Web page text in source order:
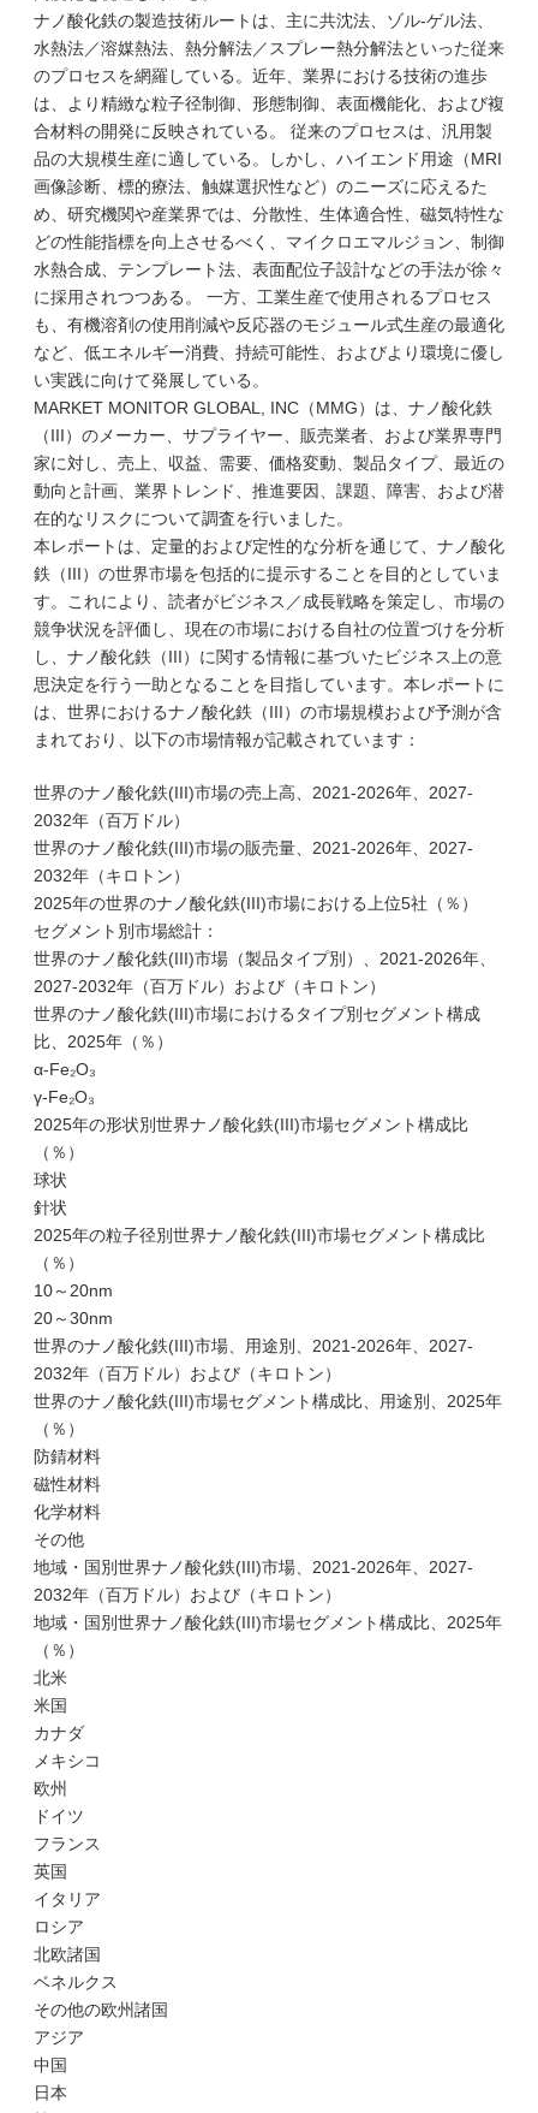
ナノ酸化鉄の製造技術ルートは、主に共沈法、ゾル-ゲル法、
水熱法／溶媒熱法、熱分解法／スプレー熱分解法といった従来
のプロセスを網羅している。近年、業界における技術の進歩
は、より精緻な粒子径制御、形態制御、表面機能化、および複
合材料の開発に反映されている。 従来のプロセスは、汎用製
品の大規模生産に適している。しかし、ハイエンド用途（MRI
画像診断、標的療法、触媒選択性など）のニーズに応えるた
め、研究機関や産業界では、分散性、生体適合性、磁気特性な
どの性能指標を向上させるべく、マイクロエマルジョン、制御
水熱合成、テンプレート法、表面配位子設計などの手法が徐々
に採用されつつある。 一方、工業生産で使用されるプロセス
も、有機溶剤の使用削減や反応器のモジュール式生産の最適化
など、低エネルギー消費、持続可能性、およびより環境に優し
い実践に向けて発展している。
MARKET MONITOR GLOBAL, INC（MMG）は、ナノ酸化鉄
（III）のメーカー、サプライヤー、販売業者、および業界専門
家に対し、売上、収益、需要、価格変動、製品タイプ、最近の
動向と計画、業界トレンド、推進要因、課題、障害、および潜
在的なリスクについて調査を行いました。
本レポートは、定量的および定性的な分析を通じて、ナノ酸化
鉄（III）の世界市場を包括的に提示することを目的としていま
す。これにより、読者がビジネス／成長戦略を策定し、市場の
競争状況を評価し、現在の市場における自社の位置づけを分析
し、ナノ酸化鉄（III）に関する情報に基づいたビジネス上の意
思決定を行う一助となることを目指しています。本レポートに
は、世界におけるナノ酸化鉄（III）の市場規模および予測が含
まれており、以下の市場情報が記載されています：
世界のナノ酸化鉄(III)市場の売上高、2021-2026年、2027-
2032年（百万ドル）
世界のナノ酸化鉄(III)市場の販売量、2021-2026年、2027-
2032年（キロトン）
2025年の世界のナノ酸化鉄(III)市場における上位5社（％）
セグメント別市場総計：
世界のナノ酸化鉄(III)市場（製品タイプ別）、2021-2026年、
2027-2032年（百万ドル）および（キロトン）
世界のナノ酸化鉄(III)市場におけるタイプ別セグメント構成
比、2025年（％）
α-Fe₂O₃
γ-Fe₂O₃
2025年の形状別世界ナノ酸化鉄(III)市場セグメント構成比
（％）
球状
針状
2025年の粒子径別世界ナノ酸化鉄(III)市場セグメント構成比
（％）
10～20nm
20～30nm
世界のナノ酸化鉄(III)市場、用途別、2021-2026年、2027-
2032年（百万ドル）および（キロトン）
世界のナノ酸化鉄(III)市場セグメント構成比、用途別、2025年
（％）
防錆材料
磁性材料
化学材料
その他
地域・国別世界ナノ酸化鉄(III)市場、2021-2026年、2027-
2032年（百万ドル）および（キロトン）
地域・国別世界ナノ酸化鉄(III)市場セグメント構成比、2025年
（％）
北米
米国
カナダ
メキシコ
欧州
ドイツ
フランス
英国
イタリア
ロシア
北欧諸国
ベネルクス
その他の欧州諸国
アジア
中国
日本